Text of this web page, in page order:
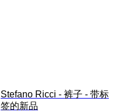
Stefano Ricci - 裤子 - 带标
签的新品